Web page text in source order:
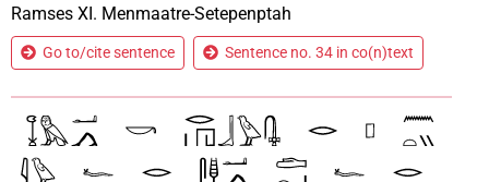
Ramses XI. Menmaatre-Setepenptah
Go to/cite sentence Sentence no. 34 in co(n)text